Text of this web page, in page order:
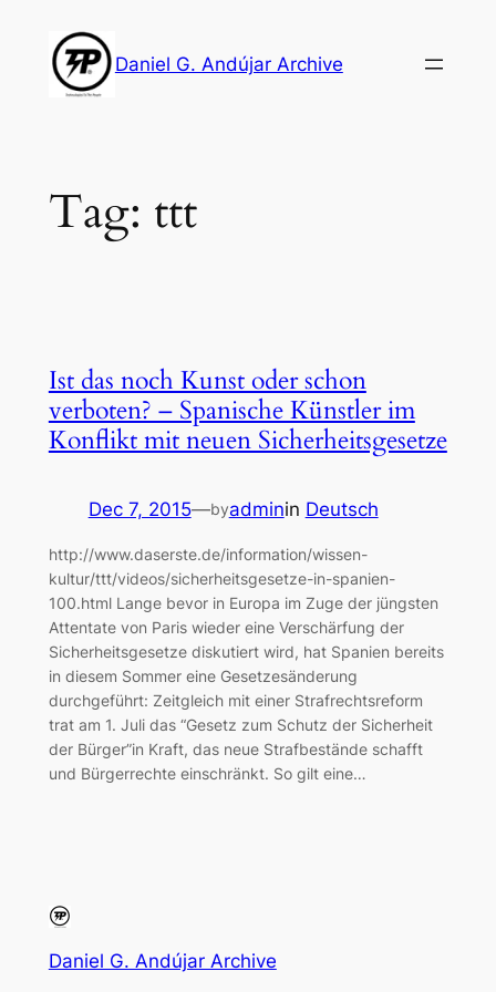
content
Daniel G. Andújar Archive
Tag: ttt
Ist das noch Kunst oder schon
verboten? – Spanische Künstler im
Konflikt mit neuen Sicherheitsgesetze
Dec 7, 2015—byadminin Deutsch
http://www.daserste.de/information/wissen-
kultur/ttt/videos/sicherheitsgesetze-in-spanien-
100.html Lange bevor in Europa im Zuge der jüngsten
Attentate von Paris wieder eine Verschärfung der
Sicherheitsgesetze diskutiert wird, hat Spanien bereits
in diesem Sommer eine Gesetzesänderung
durchgeführt: Zeitgleich mit einer Strafrechtsreform
trat am 1. Juli das “Gesetz zum Schutz der Sicherheit
der Bürger”in Kraft, das neue Strafbestände schafft
und Bürgerrechte einschränkt. So gilt eine…
Daniel G. Andújar Archive